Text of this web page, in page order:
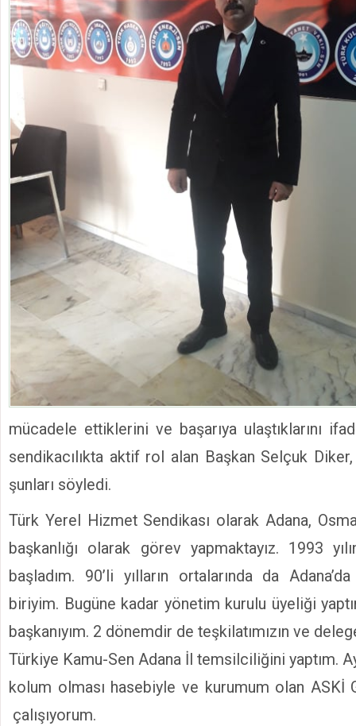
mücadele ettiklerini ve başarıya ulaştıklarını
sendikacılıkta aktif rol alan Başkan Selçuk
şunları söyledi.
Türk Yerel Hizmet Sendikası olarak Adana,
başkanlığı olarak görev yapmaktayız. 1993
başladım. 90’li yılların ortalarında da
biriyim. Bugüne kadar yönetim kurulu üyeliği
başkanıyım. 2 dönemdir de teşkilatımızın ve
Türkiye Kamu-Sen Adana İl temsilciliğini yaptım.
kolum olması hasebiyle ve kurumum olan ASKİ
çalışıyorum.